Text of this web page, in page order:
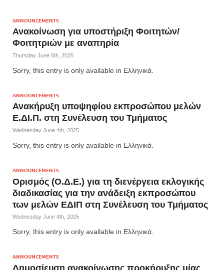
ANNOUNCEMENTS
Ανακοίνωση για υποστήριξη Φοιτητών/
Φοιτητριών με αναπηρία
Thursday June 5th, 2025
Sorry, this entry is only available in Ελληνικά.
ANNOUNCEMENTS
Ανακήρυξη υποψηφίου εκπροσώπου μελών
Ε.ΔΙ.Π. στη Συνέλευση του Τμήματος
Wednesday June 4th, 2025
Sorry, this entry is only available in Ελληνικά.
ANNOUNCEMENTS
Ορισμός (Ο.Δ.Ε.) για τη διενέργεια εκλογικής
διαδικασίας για την ανάδειξη εκπροσώπου
των μελών ΕΔΙΠ στη Συνέλευση του Τμήματος
Wednesday June 4th, 2025
Sorry, this entry is only available in Ελληνικά.
ANNOUNCEMENTS
Δημοσίευση ανακοίνωσης προκήρυξης μίας